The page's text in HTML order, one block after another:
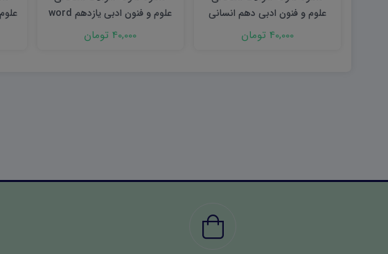
علوم و فنون ادبی دهم انسانی
شهریور ۱۴۰۳ word
40,000 تومان
علوم و فنون ادبی یازدهم word
(نوبت دوم)
40,000 تومان